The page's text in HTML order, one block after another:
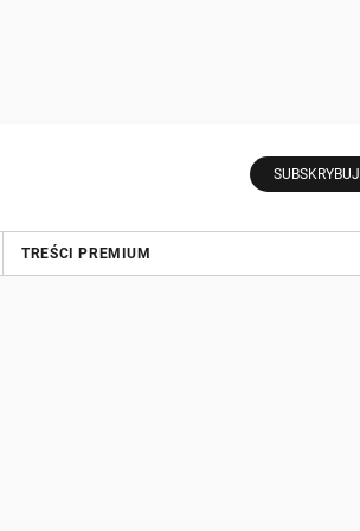
SUBSKRYBUJ
TREŚCI PREMIUM